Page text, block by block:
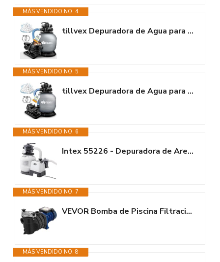
MÁS VENDIDO NO. 4
tillvex Depuradora de Agua para Piscina 13.200L/h hasta 40.000L + 1200g...
MÁS VENDIDO NO. 5
tillvex Depuradora de Agua para Piscina 7.900L/h + 400g Bolas de Filtro | 7...
MÁS VENDIDO NO. 6
Intex 55226 - Depuradora de Arena Krystal Clear 7.900 L/H, depuradora...
MÁS VENDIDO NO. 7
VEVOR Bomba de Piscina Filtración 18000L/h con Cesta de Filtro Extraíble,...
MÁS VENDIDO NO. 8